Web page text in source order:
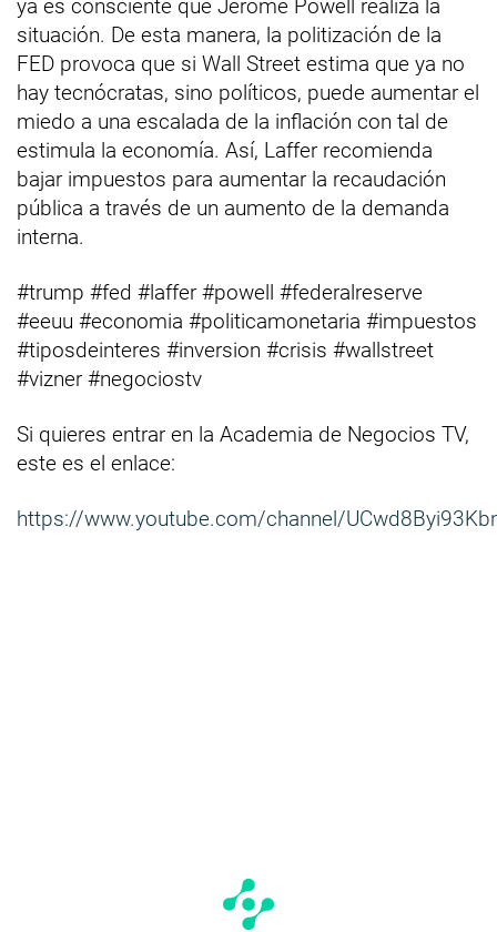
ya es consciente que Jerome Powell realiza la
situación. De esta manera, la politización de la
FED provoca que si Wall Street estima que ya no
hay tecnócratas, sino políticos, puede aumentar el
miedo a una escalada de la inflación con tal de
estimula la economía. Así, Laffer recomienda
bajar impuestos para aumentar la recaudación
pública a través de un aumento de la demanda
interna.
#trump #fed #laffer #powell #federalreserve
#eeuu #economia #politicamonetaria #impuestos
#tiposdeinteres #inversion #crisis #wallstreet
#vizner #negociostv
Si quieres entrar en la Academia de Negocios TV,
este es el enlace:
https://www.youtube.com/channel/